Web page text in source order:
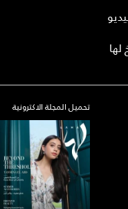
تحميل المجلة الاكترونية